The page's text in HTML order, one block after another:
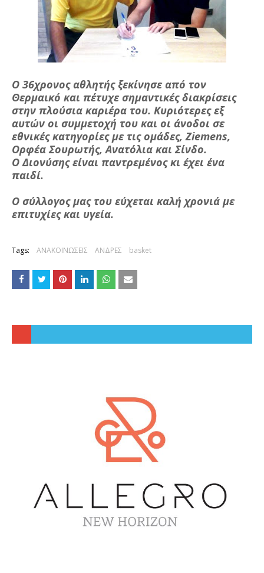
Ο 36χρονος αθλητής ξεκίνησε από τον
Θερμαικό και πέτυχε σημαντικές διακρίσεις
στην πλούσια καριέρα του. Κυριότερες εξ
αυτών οι συμμετοχή του και οι άνοδοι σε
εθνικές κατηγορίες με τις ομάδες, Ziemens,
Ορφέα Σουρωτής, Ανατόλια και Σίνδο.
Ο Διονύσης είναι παντρεμένος κι έχει ένα
παιδί.
Ο σύλλογος μας του εύχεται καλή χρονιά με
επιτυχίες και υγεία.
Tags: ΑΝΑΚΟΙΝΩΣΕΙΣ ΑΝΔΡΕΣ basket